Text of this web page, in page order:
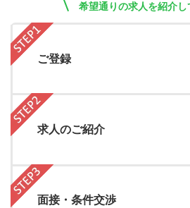
希望通りの求人を紹介し
ご登録
求人のご紹介
面接・条件交渉